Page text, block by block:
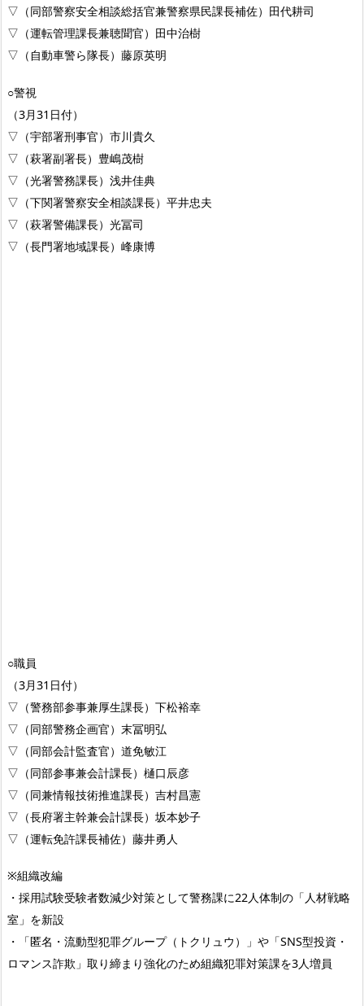
▽（同部警察安全相談総括官兼警察県民課長補佐）田代耕司
▽（運転管理課長兼聴聞官）田中治樹
▽（自動車警ら隊長）藤原英明
○警視
（3月31日付）
▽（宇部署刑事官）市川貴久
▽（萩署副署長）豊嶋茂樹
▽（光署警務課長）浅井佳典
▽（下関署警察安全相談課長）平井忠夫
▽（萩署警備課長）光冨司
▽（長門署地域課長）峰康博
○職員
（3月31日付）
▽（警務部参事兼厚生課長）下松裕幸
▽（同部警務企画官）末冨明弘
▽（同部会計監査官）道免敏江
▽（同部参事兼会計課長）樋口辰彦
▽（同兼情報技術推進課長）吉村昌憲
▽（長府署主幹兼会計課長）坂本妙子
▽（運転免許課長補佐）藤井勇人
※組織改編
・採用試験受験者数減少対策として警務課に22人体制の「人材戦略
室」を新設
・「匿名・流動型犯罪グループ（トクリュウ）」や「SNS型投資・
ロマンス詐欺」取り締まり強化のため組織犯罪対策課を3人増員